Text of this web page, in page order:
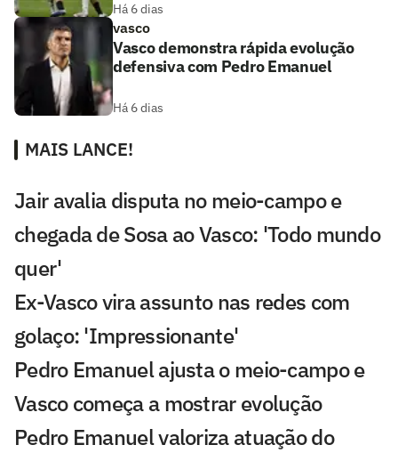
Há 6 dias
vasco
Vasco demonstra rápida evolução
defensiva com Pedro Emanuel
Há 6 dias
MAIS LANCE!
Jair avalia disputa no meio-campo e
chegada de Sosa ao Vasco: 'Todo mundo
quer'
Ex-Vasco vira assunto nas redes com
golaço: 'Impressionante'
Pedro Emanuel ajusta o meio-campo e
Vasco começa a mostrar evolução
Pedro Emanuel valoriza atuação do